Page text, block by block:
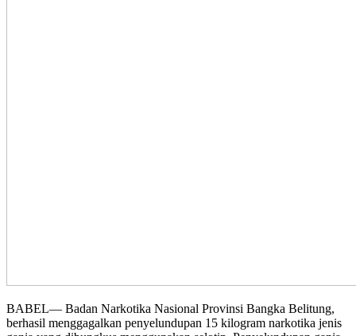
BABEL— Badan Narkotika Nasional Provinsi Bangka Belitung,
berhasil menggagalkan penyelundupan 15 kilogram narkotika jenis